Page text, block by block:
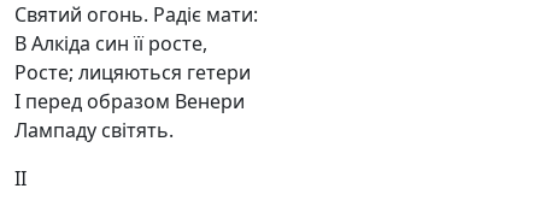
Святий огонь. Радіє мати:
В Алкіда син її росте,
Росте; лицяються гетери
І перед образом Венери
Лампаду світять.
II